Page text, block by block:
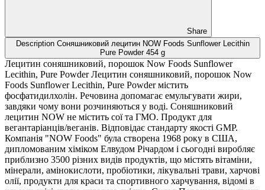
Share
Description Соняшниковий лецитин NOW Foods Sunflower Lecithin
Pure Powder 454 g
Лецитин соняшниковий, порошок Now Foods Sunflower
Lecithin, Pure Powder Лецитин соняшниковий, порошок Now
Foods Sunflower Lecithin, Pure Powder містить
фосфатидилхолін. Речовина допомагає емульгувати жири,
завдяки чому вони розчиняються у воді. Соняшниковий
лецитин NOW не містить сої та ГМО. Продукт для
вегантаріанців/веганів. Відповідає стандарту якості GMP.
Компанія "NOW Foods" була створена 1968 року в США,
дипломованим хіміком Елвудом Річардом і сьогодні виробляє
приблизно 3500 різних видів продуктів, що містять вітаміни,
мінерали, амінокислоти, пробіотики, лікувальні трави, харчові
олії, продукти для краси та спортивного харчування, відомі в